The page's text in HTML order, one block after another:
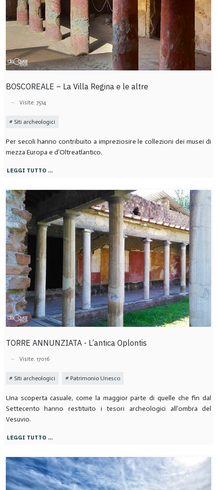
BOSCOREALE – La Villa Regina e le altre
Visite: 7514
Siti archeologici
Per secoli hanno contribuito a impreziosire le collezioni dei musei di
mezza Europa e d’Oltreatlantico.
LEGGI TUTTO …
TORRE ANNUNZIATA - L’antica Oplontis
Visite: 17016
Siti archeologici Patrimonio Unesco
Una scoperta casuale, come la maggior parte di quelle che fin dal
Settecento hanno restituito i tesori archeologici all’ombra del
Vesuvio.
LEGGI TUTTO …